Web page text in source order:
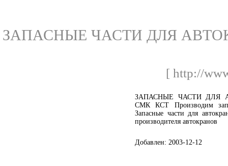
ЗАПАСНЫЕ ЧАСТИ ДЛЯ
[ http://
ЗАПАСНЫЕ ЧАСТИ ДЛЯ
СМК КСТ Производим
Запасные части для
производителя автокранов
Добавлен: 2003-12-12